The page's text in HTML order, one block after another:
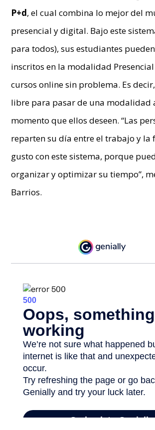
P+d, el cual combina lo mejor del
presencial y digital. Bajo este
para todos), sus estudiantes
inscritos en la modalidad
cursos online sin problema. Es
libre para pasar de una modalidad
momento que ellos deseen. “Las
reparten su día entre el trabajo y la
gusto con este sistema, porque
organizar y optimizar su tiempo”,
Barrios.